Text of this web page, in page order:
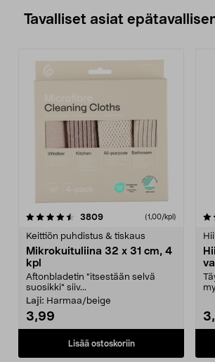
Tavalliset asiat
3809arvostelut (1,00/kpl)
Keittiön puhdistus & tiskaus
Mikrokuituliina 32 x 31 cm, 4
kpl
Aftonbladetin "itsestään selvä
suosikki" siiv...
Laji: Harmaa/beige
3,99
Lisää ostoskoriin
4.5viidestä